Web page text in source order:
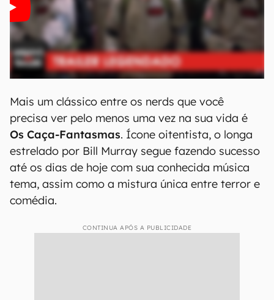
Mais um clássico entre os nerds que você
precisa ver pelo menos uma vez na sua vida é
Os Caça-Fantasmas. Ícone oitentista, o longa
estrelado por Bill Murray segue fazendo sucesso
até os dias de hoje com sua conhecida música
tema, assim como a mistura única entre terror e
comédia.
CONTINUA APÓS A PUBLICIDADE